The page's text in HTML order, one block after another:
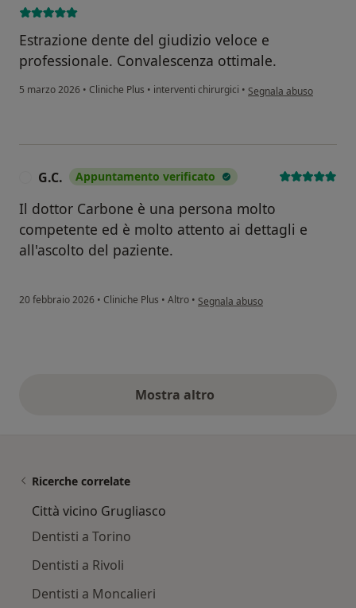
Estrazione dente del giudizio veloce e
professionale. Convalescenza ottimale.
5 marzo 2026 • Cliniche Plus • interventi chirurgici • secondo l'opinione
Segnala abuso
G.C. Appuntamento verificato
Il dottor Carbone è una persona molto
competente ed è molto attento ai dettagli e
all'ascolto del paziente.
20 febbraio 2026 • Cliniche Plus • Altro • secondo l'opinione dell'utente G.C.
Segnala abuso
Mostra altroopinioni di cui sopra
Ricerche correlate
Città vicino Grugliasco
Dentisti a Torino
Dentisti a Rivoli
Dentisti a Moncalieri